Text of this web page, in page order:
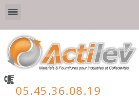
05.45.36.08.19